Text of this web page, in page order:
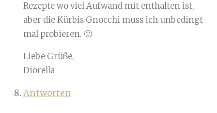
Rezepte wo viel Aufwand mit enthalten ist,
aber die Kürbis Gnocchi muss ich unbedingt
mal probieren. 🙂
Liebe Grüße,
Diorella
Antworten